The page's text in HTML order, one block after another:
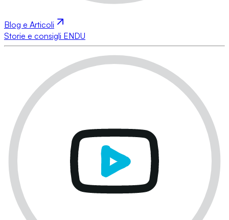
Blog e Articoli
Storie e consigli ENDU